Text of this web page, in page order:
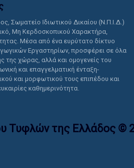
Σωματείο Ιδιωτικού Δικαίου (Ν.Π.Ι.Δ.)
Μη Κερδοσκοπικού Χαρακτήρα,
Μέσα από ένα ευρύτατο δίκτυο
Εργαστηρίων, προσφέρει σε όλα
της χώρας, αλλά και ομογενείς του
και επαγγελματική ένταξη-
και μορφωτικού τους επιπέδου και
καθημερινότητα.
Τυφλών της Ελλάδoς ©